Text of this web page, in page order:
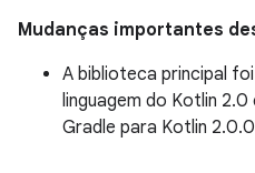
Mudanças importantes
A biblioteca principal
linguagem do Kotlin
Gradle para Kotlin